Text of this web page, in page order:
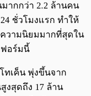
ากกว่า 2.2 ล้านคน
ชั่วโมงแรก ทำให้
ความนิยมมากที่สุดใน
ฟอร์มนี้
ทเค็น พุ่งขึ้นจาก
งสุดถึง 17 ล้าน